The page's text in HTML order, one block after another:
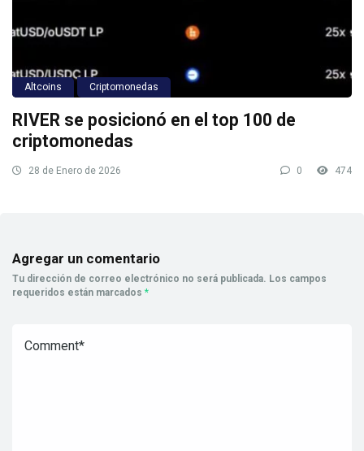
Altcoins Criptomonedas
RIVER se posicionó en el top 100 de
criptomonedas
28 de Enero de 2026 0 474
Agregar un comentario
Tu dirección de correo electrónico no será publicada. Los campos
requeridos están marcados *